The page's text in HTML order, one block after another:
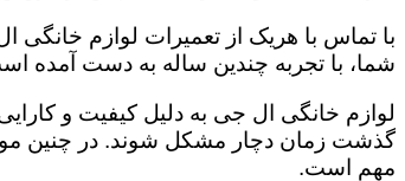
با تماس با هریک از تعمیرات لوازم خانگی
شما، با تجربه چندین ساله به دست آمده
لوازم خانگی ال جی به دلیل کیفیت و کارایی
گذشت زمان دچار مشکل شوند. در چنین
مهم است.